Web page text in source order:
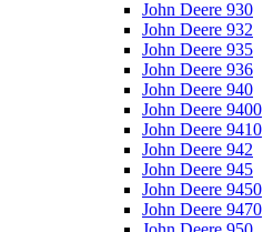
John Deere 930
John Deere 932
John Deere 935
John Deere 936
John Deere 940
John Deere 9400
John Deere 9410
John Deere 942
John Deere 945
John Deere 9450
John Deere 9470